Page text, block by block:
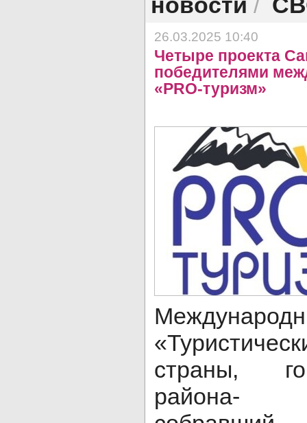
26.03.2025 10:40
Четыре проекта
победителями
«PRO-туризм»
страны,
района-